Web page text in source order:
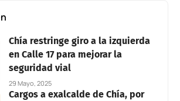
Chía restringe giro a la izquierda
en Calle 17 para mejorar la
seguridad vial
29 Mayo, 2025
Cargos a exalcalde de Chía, por